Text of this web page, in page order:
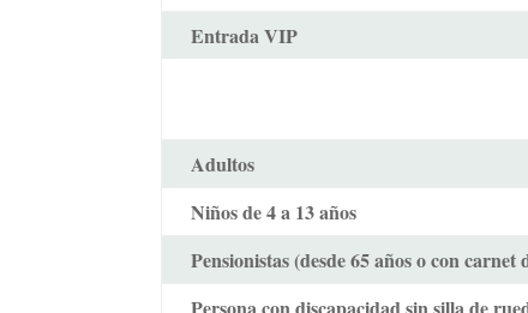
Entrada VIP
Adultos
Niños de 4 a 13 años
Pensionistas (desde 65 años o con carnet